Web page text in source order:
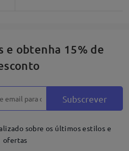
e obtenha 15% de
Subscrever
sobre os últimos estilos e
ofertas